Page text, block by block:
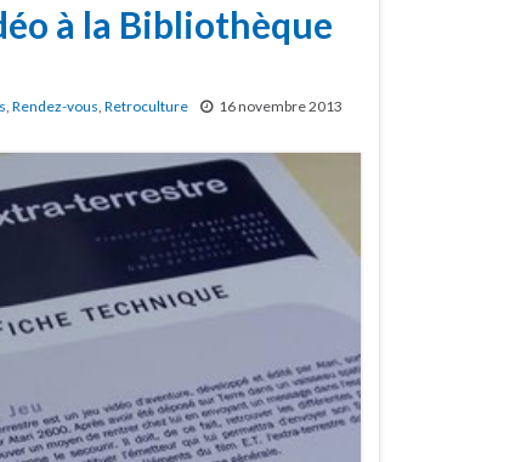
à la Bibliothèque
Rendez-vous Retroculture 16 novembre 2013